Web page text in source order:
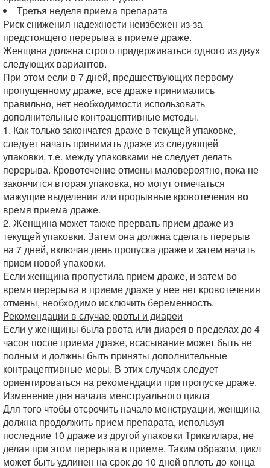
Третья неделя приема препарата
Риск снижения надежности неизбежен из-за
предстоящего перерыва в приеме драже.
Женщина должна строго придерживаться одного из двух
следующих вариантов.
При этом если в 7 дней, предшествующих первому
пропущенному драже, все драже принимались
правильно, нет необходимости использовать
дополнительные контрацептивные методы.
1. Как только закончатся драже в текущей упаковке,
следует начать принимать драже из следующей
упаковки, т.е. между упаковками не следует делать
перерыва. Кровотечение отмены маловероятно, пока не
закончится вторая упаковка, но могут отмечаться
мажущие выделения или прорывные кровотечения во
время приема драже.
2. Женщина может также прервать прием драже из
текущей упаковки. Затем она должна сделать перерыв
на 7 дней, включая день пропуска драже и затем начать
прием новой упаковки.
Если женщина пропустила прием драже, и затем во
время перерыва в приеме драже у нее нет кровотечения
отмены, необходимо исключить беременность.
Рекомендации в случае рвоты и диареи
Если у женщины была рвота или диарея в пределах до 4
часов после приема драже, всасывание может быть не
полным и должны быть приняты дополнительные
контрацептивные меры. В этих случаях следует
ориентироваться на рекомендации при пропуске драже.
Изменение дня начала менструального цикла
Для того чтобы отсрочить начало менструации, женщина
должна продолжить прием препарата, используя
последние 10 драже из другой упаковки Триквилара, не
делая при этом перерыва в приеме. Таким образом, цикл
может быть удлинен на срок до 10 дней вплоть до конца